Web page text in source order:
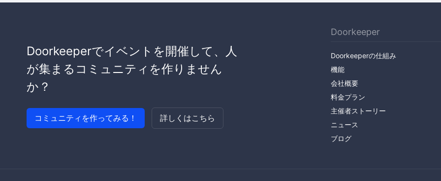
Doorkeeperでイベントを開催して、人
が集まるコミュニティを作りません
か？
コミュニティを作ってみる！ 詳しくはこちら
Doorkeeper
Doorkeeperの仕組み
機能
会社概要
料金プラン
主催者ストーリー
ニュース
ブログ